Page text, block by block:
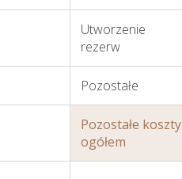
Utworzenie
rezerw
Pozostałe
Pozostałe koszty
ogółem